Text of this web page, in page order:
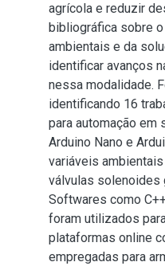
agrícola e reduzir
bibliográfica sobre
ambientais e da
identificar avanços
nessa modalidade.
identificando 16
para automação em
Arduino Nano e
variáveis
válvulas solenoides
Softwares como
foram utilizados
plataformas online
empregadas para